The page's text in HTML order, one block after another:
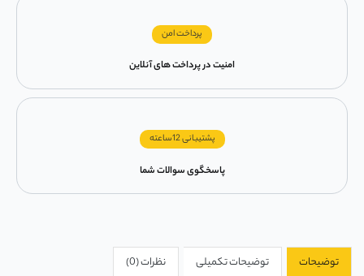
پرداخت امن
امنیت در پرداخت های آنلاین
پشتیبانی 12ساعته
پاسخگوی سوالات شما
توضیحات توضیحات تکمیلی نظرات (0)